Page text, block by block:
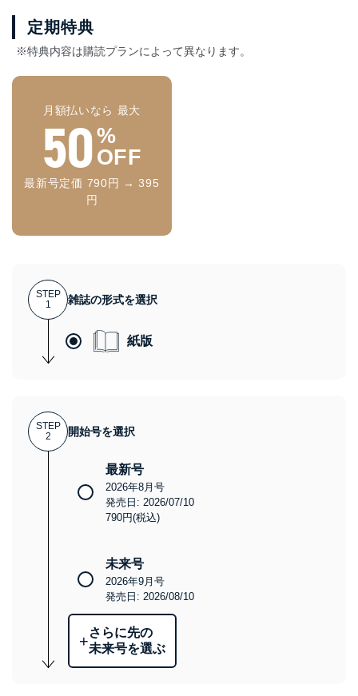
定期特典
※特典内容は購読プランによって異なります。
月額払いなら 最大
50%
OFF
最新号定価 790円 → 395
円
STEP
1
雑誌の形式を選択
紙版
STEP
2
開始号を選択
最新号
2026年8月号
発売日: 2026/07/10
790円(税込)
未来号
2026年9月号
発売日: 2026/08/10
+さらに先の
未来号を選ぶ